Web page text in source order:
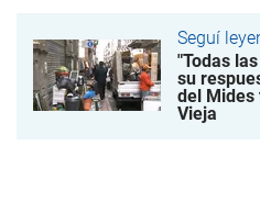
Seguí
"Todas
su
del Mides
Vieja